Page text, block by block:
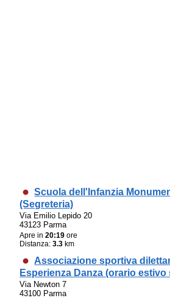
Scuola dell'Infanzia
(Segreteria)
Via Emilio Lepido 20
43123 Parma
Apre in20:19 ore
Distanza:3.3 km
Associazione sportiva
Esperienza Danza (orario estivo
Via Newton 7
43100 Parma